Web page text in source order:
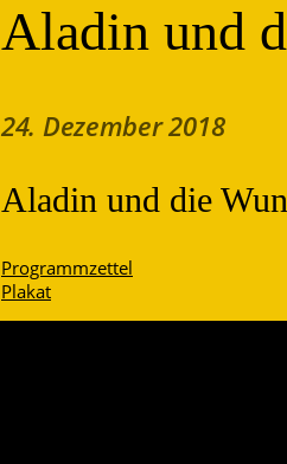
Aladin und
24. Dezember 2018
Aladin und die
Programmzettel
Plakat